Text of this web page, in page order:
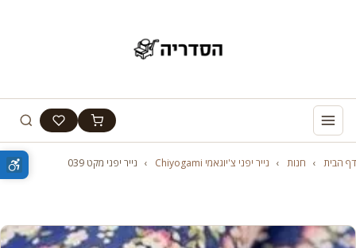
דף הבית › חנות › נייר יפני צ'יוגאמי Chiyogami › נייר יפני מקט 039